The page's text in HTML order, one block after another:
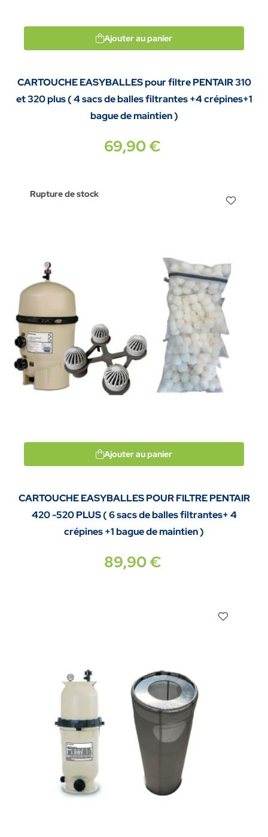
Ajouter au panier
CARTOUCHE EASYBALLES pour filtre PENTAIR 310
et 320 plus ( 4 sacs de balles filtrantes +4 crépines+1
bague de maintien )
69,90 €
Rupture de stock
Ajouter au panier
CARTOUCHE EASYBALLES POUR FILTRE PENTAIR
420 -520 PLUS ( 6 sacs de balles filtrantes+ 4
crépines +1 bague de maintien )
89,90 €